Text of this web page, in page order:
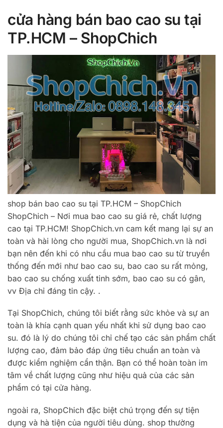
cửa hàng bán bao cao su tại
TP.HCM – ShopChich
shop bán bao cao su tại TP.HCM – ShopChich
ShopChich – Nơi mua bao cao su giá rẻ, chất lượng
cao tại TP.HCM! ShopChich.vn cam kết mang lại sự an
toàn và hài lòng cho người mua, ShopChich.vn là nơi
bạn nên đến khi có nhu cầu mua bao cao su từ truyền
thống đến mới như bao cao su, bao cao su rất mỏng,
bao cao su chống xuất tinh sớm, bao cao su có gân,
vv Địa chỉ đáng tin cậy. .
Tại ShopChich, chúng tôi biết rằng sức khỏe và sự an
toàn là khía cạnh quan yếu nhất khi sử dụng bao cao
su. đó là lý do chúng tôi chỉ chế tạo các sản phẩm chất
lượng cao, đảm bảo đáp ứng tiêu chuẩn an toàn và
được kiểm nghiệm cẩn thận. Bạn có thể hoàn toàn im
tâm về chất lượng cũng như hiệu quả của các sản
phẩm có tại cửa hàng.
ngoài ra, ShopChich đặc biệt chú trọng đến sự tiện
dụng và hà tiện của người tiêu dùng. shop thường